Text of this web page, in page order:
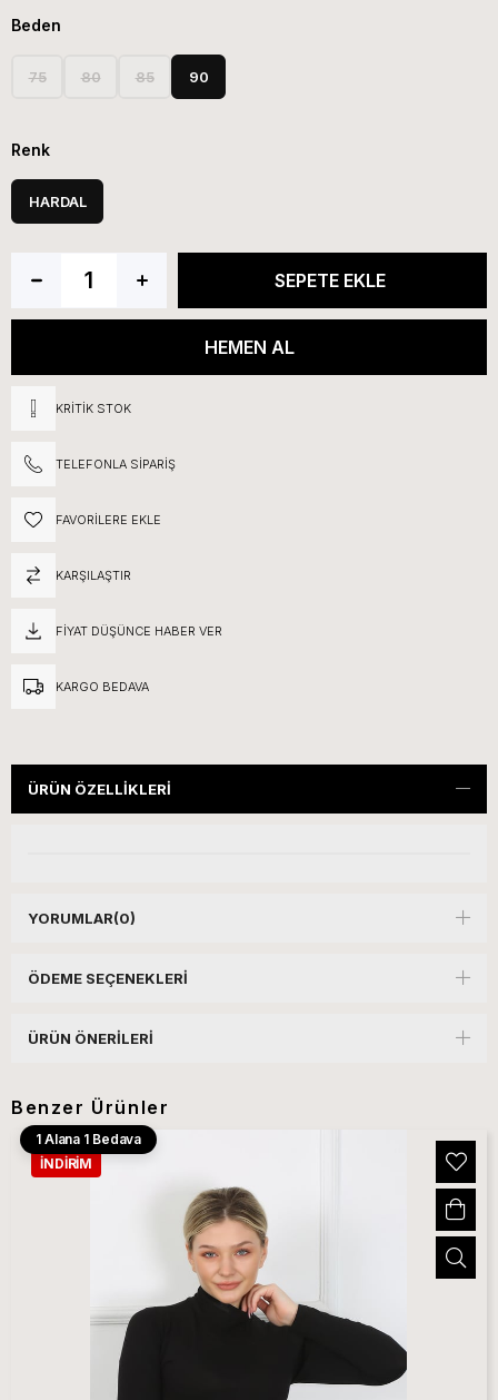
Beden
75 80 85 90
Renk
HARDAL
KRITIK STOK
TELEFONLA SIPARIŞ
FAVORILERE EKLE
KARŞILAŞTIR
FIYAT DÜŞÜNCE HABER VER
KARGO BEDAVA
ÜRÜN ÖZELLIKLERI
YORUMLAR(0)
ÖDEME SEÇENEKLERI
ÜRÜN ÖNERILERI
Benzer Ürünler
1 Alana 1 Bedava
İNDIRIM